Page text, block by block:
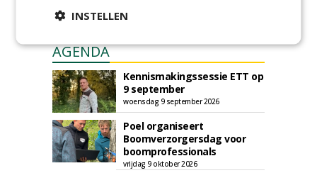
AGENDA
Kennismakingssessie ETT op
9 september
woensdag 9 september 2026
Poel organiseert
Boomverzorgersdag voor
boomprofessionals
vrijdag 9 oktober 2026
INSTELLEN